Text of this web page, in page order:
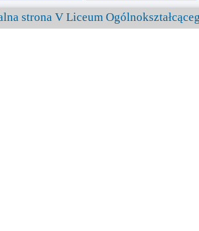
strona V Liceum